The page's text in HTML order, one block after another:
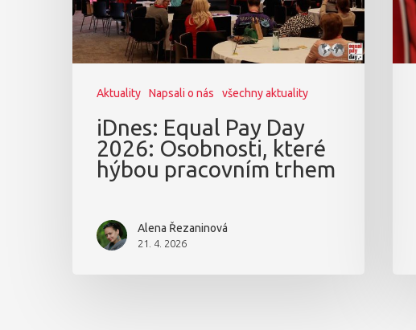
Aktuality Napsali o nás všechny aktuality
iDnes: Equal Pay Day
2026: Osobnosti, které
hýbou pracovním trhem
Alena Řezaninová
21. 4. 2026